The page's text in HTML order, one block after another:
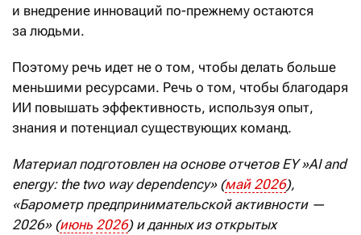
и внедрение инноваций по-прежнему остаются
за людьми.
Поэтому речь идет не о том, чтобы делать больше
меньшими ресурсами. Речь о том, чтобы благодаря
ИИ повышать эффективность, используя опыт,
знания и потенциал существующих команд.
Материал подготовлен на основе отчетов EY»AI and
energy: the two way dependency» (май 2026),
«Барометр предпринимательской активности —
2026» (июнь 2026) и данных из открытых